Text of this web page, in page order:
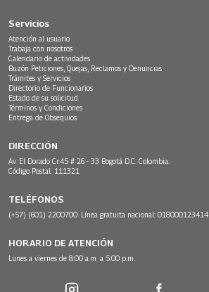
Servicios
Atención al usuario
Trabaja con nosotros
Calendario de actividades
Buzón Peticiones, Quejas, Reclamos y Denuncias
Trámites y Servicios
Directorio de Funcionarios
Estado de su solicitud
Términos y Condiciones
Entrega de Obsequios
DIRECCIÓN
Av. El Dorado Cr.45 # 26 - 33 Bogotá D.C. Colombia.
Código Postal: 111321
TELÉFONOS
(+57) (601) 2200700. Línea gratuita nacional: 018000123414
HORARIO DE ATENCIÓN
Lunes a viernes de 8:00 a.m. a 5:00 p.m.